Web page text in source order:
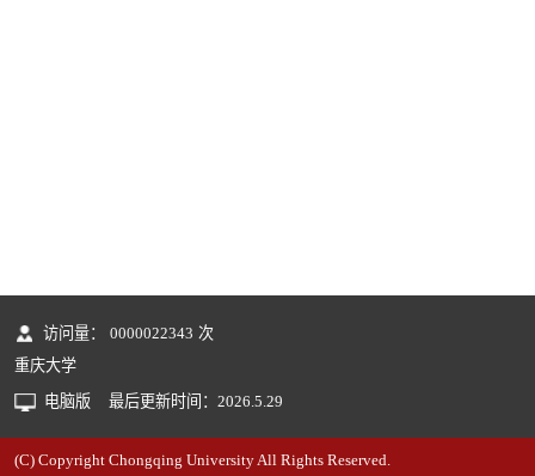
访问量： 0000022343 次
重庆大学
电脑版
最后更新时间： 2026 5 29
(C) Copyright Chongqing University All Rights Reserved.